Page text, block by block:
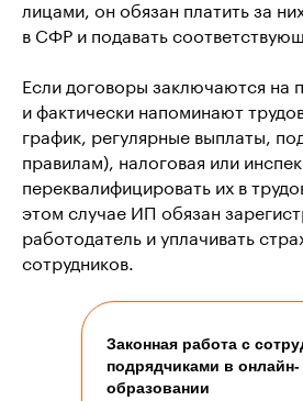
лицами, он обязан платить за
в СФР и подавать
Если договоры заключаются на
и фактически напоминают
график, регулярные выплаты,
правилам), налоговая или
переквалифицировать их в
этом случае ИП обязан
работодатель и уплачивать
сотрудников.
Законная работа с
подрядчиками в онлайн-
образовании
Поддержка:
Подписывайтесь на наш блог
Подписаться
социальных сетях
Приём платежей
д. 95 помещ. П 3, каб. 5/2
Платежи в
рассрочку